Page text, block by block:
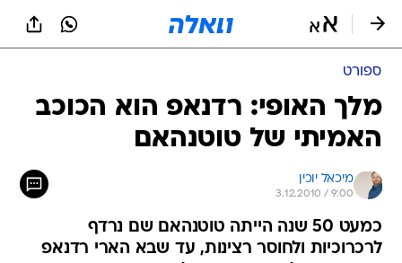
ספורט
מלך האופי: רדנאפ הוא הכוכב
האמיתי של טוטנהאם
מיכאל יוכין
3.12.2010 / 9:00
כמעט 50 שנה הייתה טוטנהאם שם נרדף
לרכרוכיות ולחוסר רצינות, עד שבא הארי רדנאפ